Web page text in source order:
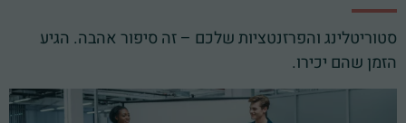
סטוריטלינג והפרזנטציות שלכם – זה סיפור אהבה. הגיע
הזמן שהם יכירו.